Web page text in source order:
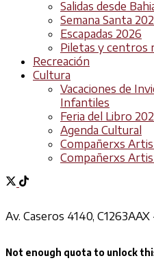
Salidas desde
Semana Santa
Escapadas 2026
Piletas y centros
Recreación
Cultura
Vacaciones de
Infantiles
Feria del Libro
Agenda Cultural
Compañerxs
Compañerxs
Av. Caseros 4140,
Not enough quota to unlock